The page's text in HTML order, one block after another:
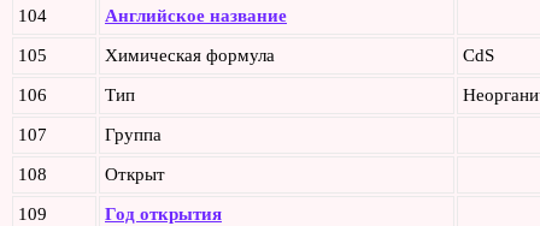
104 Английское название
105 Химическая формула CdS
106 Тип
107 Группа
108 Открыт
109 Год открытия